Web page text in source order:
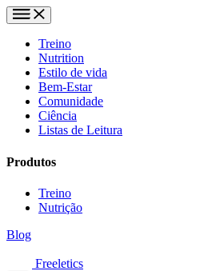
Treino
Nutrition
Estilo de vida
Bem-Estar
Comunidade
Ciência
Listas de Leitura
Produtos
Treino
Nutrição
Blog
Freeletics